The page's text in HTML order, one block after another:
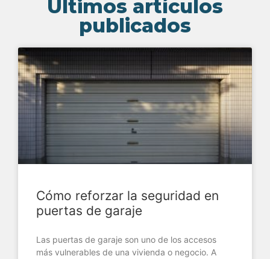
Últimos artículos
publicados
Cómo reforzar la seguridad en
puertas de garaje
Las puertas de garaje son uno de los accesos
más vulnerables de una vivienda o negocio. A